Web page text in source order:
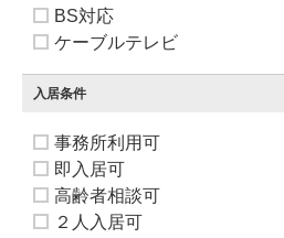
BS対応
ケーブルテレビ
入居条件
事務所利用可
即入居可
高齢者相談可
２人入居可